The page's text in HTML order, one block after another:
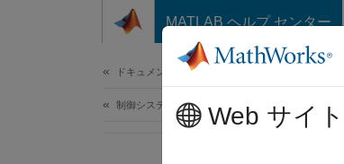
コンテンツへスキップ
MATLAB ヘルプ センター
ドキュメンテーションのホーム
制御システム Web サイ